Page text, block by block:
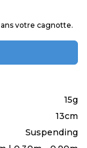
votre cagnotte.
15g
13cm
Suspending